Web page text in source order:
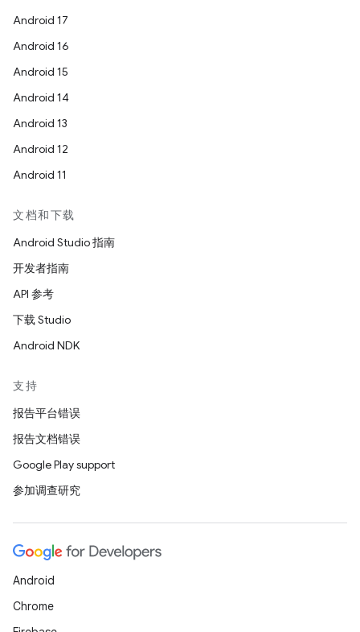
Android 17
Android 16
Android 15
Android 14
Android 13
Android 12
Android 11
文档和下载
Android Studio 指南
开发者指南
API 参考
下载 Studio
Android NDK
支持
报告平台错误
报告文档错误
Google Play support
参加调查研究
Android
Chrome